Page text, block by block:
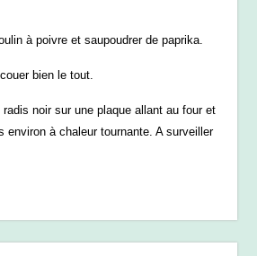
à poivre et saupoudrer de paprika.
bien le tout.
noir sur une plaque allant au four et
environ à chaleur tournante. A surveiller